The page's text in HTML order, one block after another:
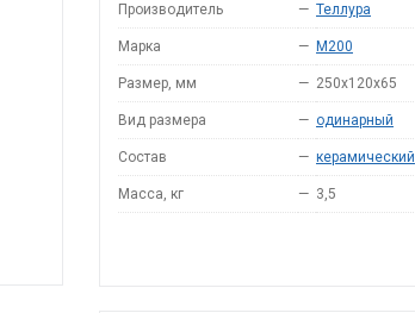
Производитель — Теллура
Марка — M200
Размер, мм — 250x120x65
Вид размера — одинарный
Состав — керамический
Масса, кг — 3,5